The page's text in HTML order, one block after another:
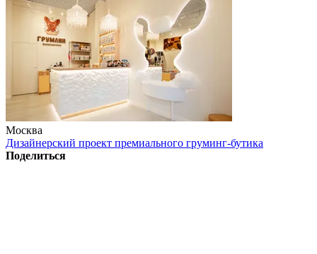
Москва
Дизайнерский проект премиального груминг-бутика
Поделиться